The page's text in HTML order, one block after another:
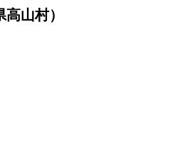
山村）